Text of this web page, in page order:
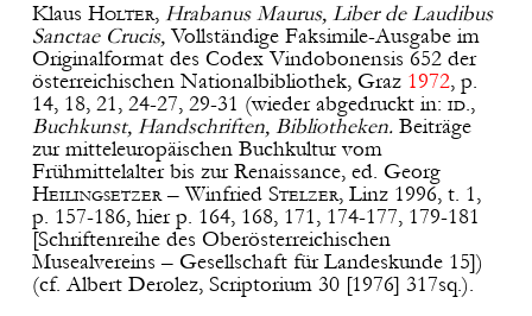
Klaus Holter, Hrabanus Maurus, Liber de Laudibus
Sanctae Crucis, Vollständige Faksimile-Ausgabe im
Originalformat des Codex Vindobonensis 652 der
österreichischen Nationalbibliothek, Graz 1972, p.
14, 18, 21, 24-27, 29-31 (wieder abgedruckt in: id.,
Buchkunst, Handschriften, Bibliotheken. Beiträge
zur mitteleuropäischen Buchkultur vom
Frühmittelalter bis zur Renaissance, ed. Georg
Heilingsetzer– Winfried Stelzer, Linz 1996, t. 1,
p. 157-186, hier p. 164, 168, 171, 174-177, 179-181
[Schriftenreihe des Oberösterreichischen
Musealvereins – Gesellschaft für Landeskunde 15])
(cf. Albert Derolez, Scriptorium 30 [1976] 317sq.).